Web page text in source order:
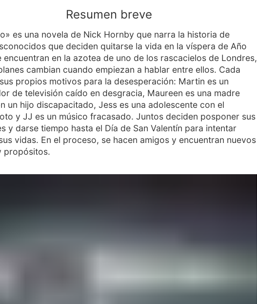
Resumen breve
es una novela de Nick Hornby que narra la historia de
que deciden quitarse la vida en la víspera de Año
encuentran en la azotea de uno de los rascacielos de Londres,
cambian cuando empiezan a hablar entre ellos. Cada
propios motivos para la desesperación: Martin es un
de televisión caído en desgracia, Maureen es una madre
un hijo discapacitado, Jess es una adolescente con el
y JJ es un músico fracasado. Juntos deciden posponer sus
y darse tiempo hasta el Día de San Valentín para intentar
vidas. En el proceso, se hacen amigos y encuentran nuevos
propósitos.